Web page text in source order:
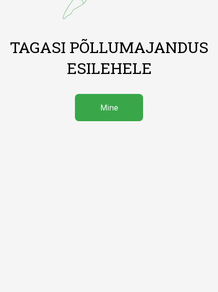
TAGASI PÕLLUMAJANDUS
ESILEHELE
Mine